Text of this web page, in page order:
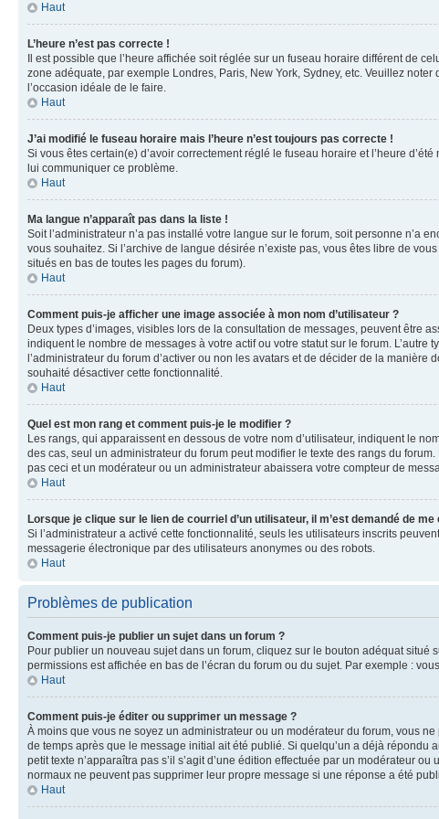
Haut
L’heure n’est pas correcte !
Il est possible que l’heure affichée soit réglée sur un fuseau horaire différent de
zone adéquate, par exemple Londres, Paris, New York, Sydney, etc. Veuillez
l’occasion idéale de le faire.
Haut
J’ai modifié le fuseau horaire mais l’heure n’est toujours pas correcte !
Si vous êtes certain(e) d’avoir correctement réglé le fuseau horaire et l’heure
lui communiquer ce problème.
Haut
Ma langue n’apparaît pas dans la liste !
Soit l’administrateur n’a pas installé votre langue sur le forum, soit personne n’a
vous souhaitez. Si l’archive de langue désirée n’existe pas, vous êtes libre de
situés en bas de toutes les pages du forum).
Haut
Comment puis-je afficher une image associée à mon nom d’utilisateur ?
Deux types d’images, visibles lors de la consultation de messages, peuvent être
indiquent le nombre de messages à votre actif ou votre statut sur le forum.
l’administrateur du forum d’activer ou non les avatars et de décider de la
souhaité désactiver cette fonctionnalité.
Haut
Quel est mon rang et comment puis-je le modifier ?
Les rangs, qui apparaissent en dessous de votre nom d’utilisateur, indiquent le
des cas, seul un administrateur du forum peut modifier le texte des rangs du
pas ceci et un modérateur ou un administrateur abaissera votre compteur de
Haut
Lorsque je clique sur le lien de courriel d’un utilisateur, il m’est demandé de
Si l’administrateur a activé cette fonctionnalité, seuls les utilisateurs inscrits
messagerie électronique par des utilisateurs anonymes ou des robots.
Haut
Problèmes de publication
Comment puis-je publier un sujet dans un forum ?
Pour publier un nouveau sujet dans un forum, cliquez sur le bouton adéquat situé
permissions est affichée en bas de l’écran du forum ou du sujet. Par exemple :
Haut
Comment puis-je éditer ou supprimer un message ?
À moins que vous ne soyez un administrateur ou un modérateur du forum, vous
de temps après que le message initial ait été publié. Si quelqu’un a déjà répondu
petit texte n’apparaîtra pas s’il s’agit d’une édition effectuée par un modérateur
normaux ne peuvent pas supprimer leur propre message si une réponse a été
Haut